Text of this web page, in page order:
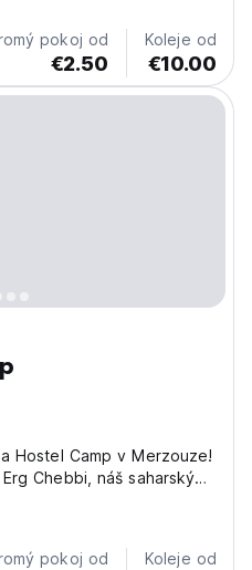
pokoj od
€2.50
Koleje od
€10.00
Hostel Camp v Merzouze!
Chebbi, náš saharský
language)
pokoj od
Koleje od